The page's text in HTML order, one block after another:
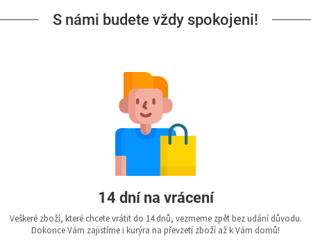
S námi budete vždy spokojeni!
14 dní na vrácení
Veškeré zboží, které chcete vrátit do 14 dnů, vezmeme zpět bez udání důvodu.
Dokonce Vám zajistíme i kurýra na převzetí zboží až k Vám domů!